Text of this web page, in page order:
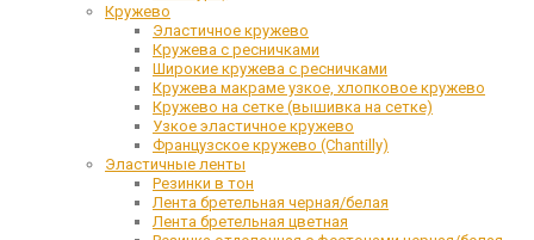
Кружево
Эластичное кружево
Кружева с ресничками
Широкие кружева с ресничками
Кружева макраме узкое, хлопковое кружево
Кружево на сетке (вышивка на сетке)
Узкое эластичное кружево
Французское кружево (Chantilly)
Эластичные ленты
Резинки в тон
Лента бретельная черная/белая
Лента бретельная цветная